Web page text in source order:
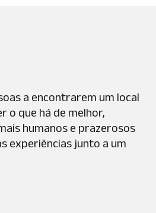
a encontrarem um local
o que há de melhor,
humanos e prazerosos
experiências junto a um